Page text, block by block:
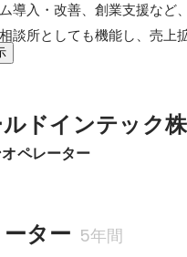
導入・改善、創業支援など
相談所としても機能し、売
ドインテック
ペレーター
ター 5年間